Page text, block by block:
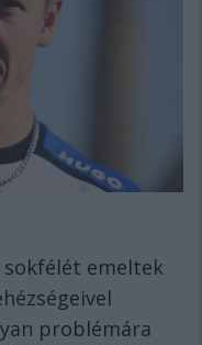
emeltek
problémára